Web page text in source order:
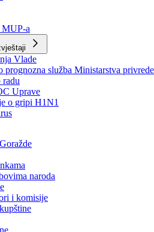
MUP-a
Vlade
prognozna služba Ministarstva privrede
Uprave
o gripi H1N1
naroda
i komisije